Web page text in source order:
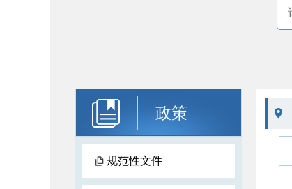
政策
规范性文件
